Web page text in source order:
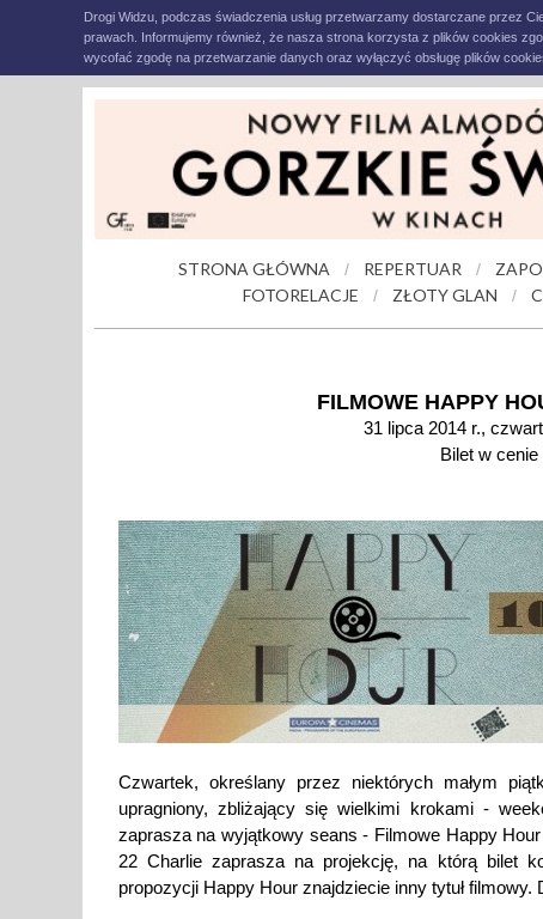
Drogi Widzu, podczas świadczenia usług przetwarzamy dostarczane przez
prawach. Informujemy również, że nasza strona korzysta z plików cookies
wycofać zgodę na przetwarzanie danych oraz wyłączyć obsługę plików
STRONA GŁÓWNA / REPERTUAR /
FOTORELACJE
/ ZŁOTY GLAN /
FILMOWE HAPPY
31 lipca 2014 r.,
Bilet w cenie
Czwartek, określany przez niektórych małym
upragniony, zbliżający się wielkimi krokami -
zaprasza na wyjątkowy seans - Filmowe Happy
22 Charlie zaprasza na projekcję, na którą bilet
propozycji Happy Hour znajdziecie inny tytuł